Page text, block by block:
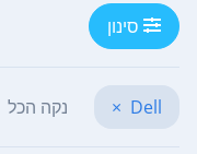
סינון
Dell
× נקה הכל